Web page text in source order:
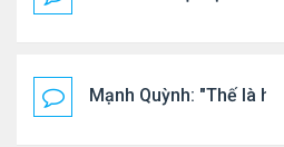
Mạnh Quỳnh: "Thế là hết"